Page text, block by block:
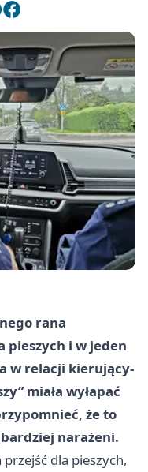
rana
pieszych i w jeden
w relacji kierujący-
miała wyłapać
że to
narażeni.
dla pieszych,